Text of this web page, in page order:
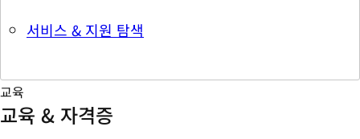
서비스 & 지원 탐색
교육
교육 & 자격증